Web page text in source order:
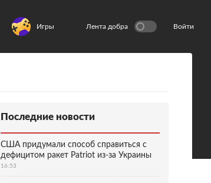
Игры Лента добра Войти
Последние новости
США придумали способ справиться с
дефицитом ракет Patriot из-за Украины
16:53